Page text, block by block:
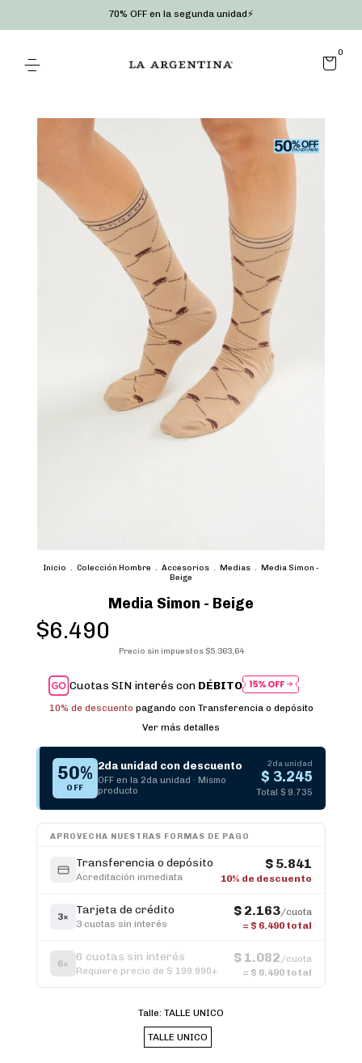
70% OFF en la segunda unidad⚡
0
Inicio . Colección Hombre . Accesorios . Medias . Media Simon -
Beige
Media Simon - Beige
$6.490
Precio sin impuestos $5.363,64
Cuotas SIN interés con DÉBITO
10% de descuento pagando con Transferencia o depósito
Ver más detalles
50%
OFF
2da unidad con descuento
OFF en la 2da unidad · Mismo
producto
2da unidad
$ 3.245
Total $ 9.735
APROVECHA NUESTRAS FORMAS DE PAGO
Transferencia o depósito
Acreditación inmediata
$ 5.841
10% de descuento
3×
Tarjeta de crédito
3 cuotas sin interés
$ 2.163/cuota
= $ 6.490 total
6×
6 cuotas sin interés
Requiere precio de $ 199.990+
$ 1.082 /cuota
= $ 6.490 total
Talle: TALLE UNICO
TALLE UNICO